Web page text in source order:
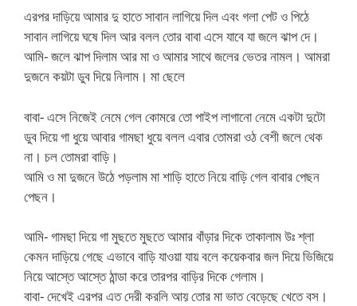
এরপর দাড়িয়ে আমার দু হাতে সাবান লাগিয়ে দিল এবং গলা পেট ও পিঠে
সাবান লাগিয়ে ঘষে দিল আর বলল তোর বাবা এসে যাবে যা জলে ঝাপ দে।
আমি- জলে ঝাপ দিলাম আর মা ও আমার সাথে জলের ভেতর নামল। আমরা
দুজনে কয়টা ডুব দিয়ে নিলাম। মা ছেলে
বাবা- এসে নিজেই নেমে গেল কোমরে তো পাইপ লাগানো নেমে একটা দুটো
ডুব দিয়ে গা ধুয়ে আবার গামছা ধুয়ে বলল এবার তোমরা ওঠ বেশী জলে থেক
না। চল তোমরা বাড়ি।
আমি ও মা দুজনে উঠে পড়লাম মা শাড়ি হাতে নিয়ে বাড়ি গেল বাবার পেছন
পেছন।
আমি- গামছা দিয়ে গা মুছতে মুছতে আমার বাঁড়ার দিকে তাকালাম উঃ শ্লা
কেমন দাড়িয়ে গেছে এভাবে বাড়ি যাওয়া যায় বলে কয়েকবার জল দিয়ে ভিজিয়ে
নিয়ে আস্তে আস্তে ঠান্ডা করে তারপর বাড়ির দিকে গেলাম।
বাবা- দেখেই এরপর এত দেরী করলি আয় তোর মা ভাত বেড়েছে খেতে বস।